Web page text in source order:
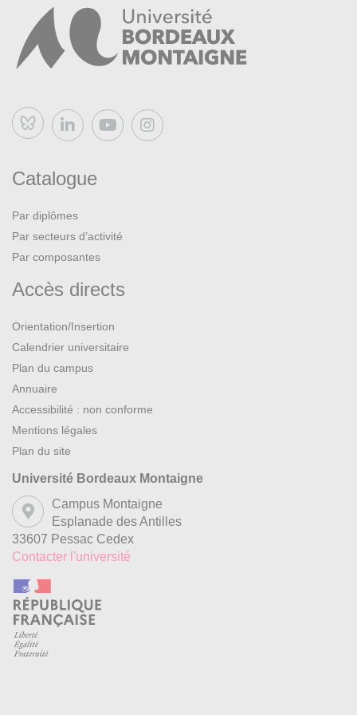
Bluesky
Catalogue
Par diplômes
Par secteurs d’activité
Par composantes
Accès directs
Orientation/Insertion
Calendrier universitaire
Plan du campus
Annuaire
Accessibilité : non conforme
Mentions légales
Plan du site
Université Bordeaux Montaigne
Campus Montaigne
Esplanade des Antilles
33607 Pessac Cedex
Contacter l'université